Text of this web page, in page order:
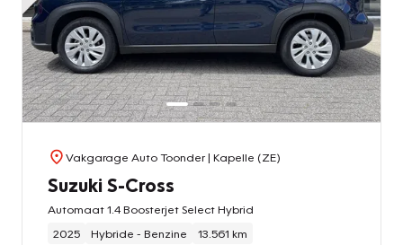
Vakgarage Auto Toonder| Kapelle (ZE)
Suzuki S-Cross
Automaat 1.4 Boosterjet Select Hybrid
2025
Hybride - Benzine 13.561 km